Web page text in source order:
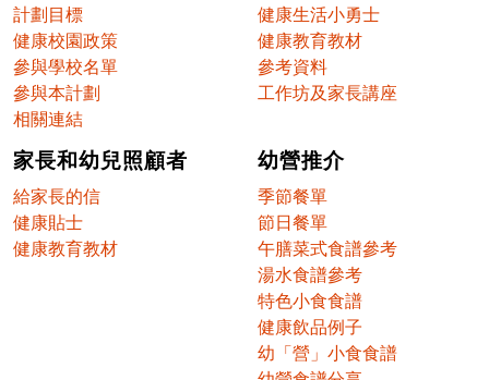
計劃目標
健康校園政策
參與學校名單
參與本計劃
相關連結
健康生活小勇士
健康教育教材
參考資料
工作坊及家長講座
家長和幼兒照顧者
給家長的信
健康貼士
健康教育教材
幼營推介
季節餐單
節日餐單
午膳菜式食譜參考
湯水食譜參考
特色小食食譜
健康飲品例子
幼「營」小食食譜